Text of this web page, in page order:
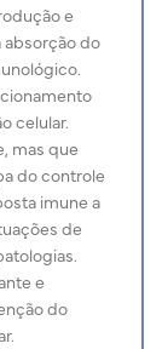
e
absorção do
celular.
mas que
do controle
imune a
de
e
do